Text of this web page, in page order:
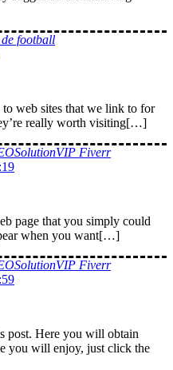
football
web sites that we link to for
really worth visiting[…]
Fiverr
page that you simply could
when you want[…]
Fiverr
post. Here you will obtain
you will enjoy, just click the